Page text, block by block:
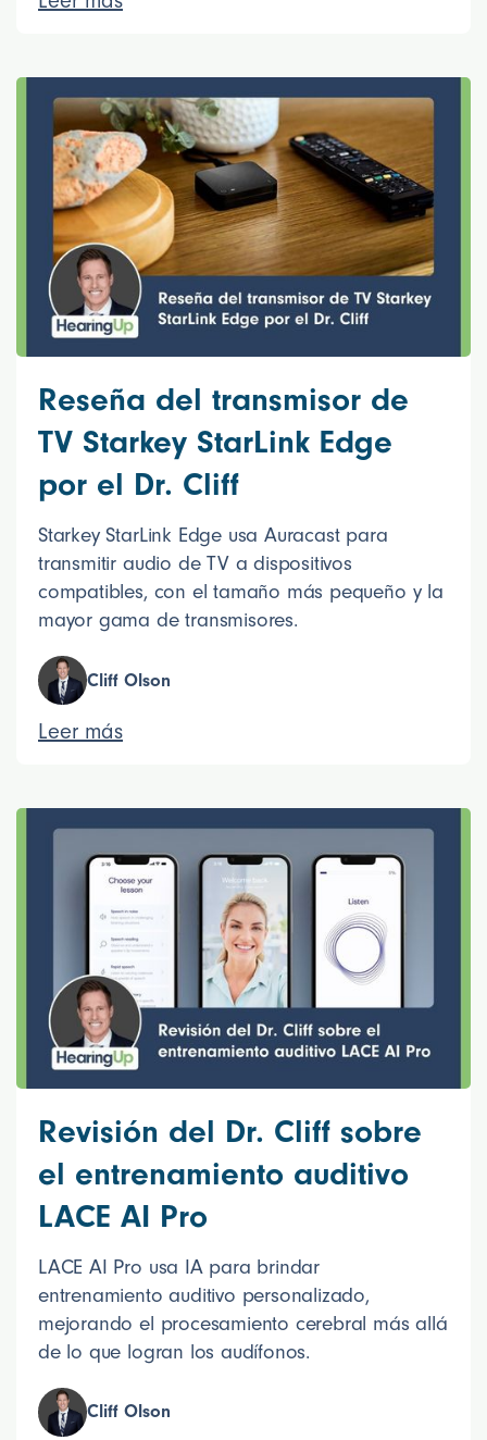
Reseña del transmisor de
TV Starkey StarLink Edge
por el Dr. Cliff
Starkey StarLink Edge usa Auracast para
transmitir audio de TV a dispositivos
compatibles, con el tamaño más pequeño y la
mayor gama de transmisores.
Cliff Olson
Leer más
Revisión del Dr. Cliff sobre
el entrenamiento auditivo
LACE AI Pro
LACE AI Pro usa IA para brindar
entrenamiento auditivo personalizado,
mejorando el procesamiento cerebral más allá
de lo que logran los audífonos.
Cliff Olson